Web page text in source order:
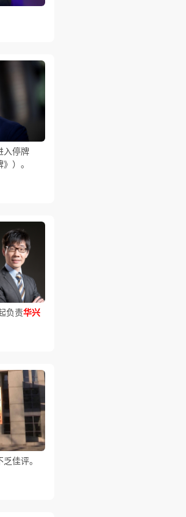
入停牌
）。
负责华兴
佳评。